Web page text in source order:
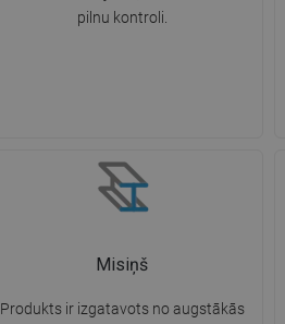
pilnu kontroli.
Misiņš
Produkts ir izgatavots no augstākās